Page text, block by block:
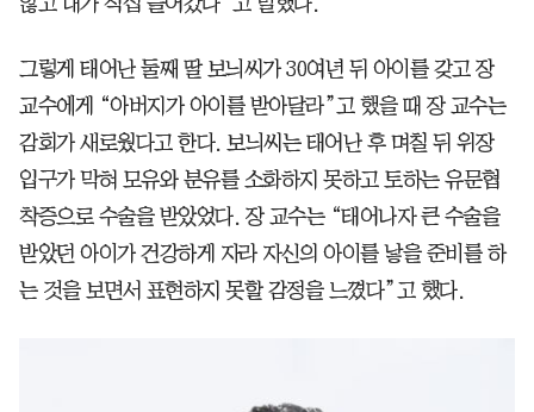
그렇게 태어난 둘째 딸 보늬씨가 30여년 뒤 아이를 갖고 장
교수에게 “아버지가 아이를 받아달라”고 했을 때 장 교수는
감회가 새로웠다고 한다. 보늬씨는 태어난 후 며칠 뒤 위장
입구가 막혀 모유와 분유를 소화하지 못하고 토하는 유문협
착증으로 수술을 받았었다. 장 교수는 “태어나자 큰 수술을
받았던 아이가 건강하게 자라 자신의 아이를 낳을 준비를 하
는 것을 보면서 표현하지 못할 감정을 느꼈다”고 했다.